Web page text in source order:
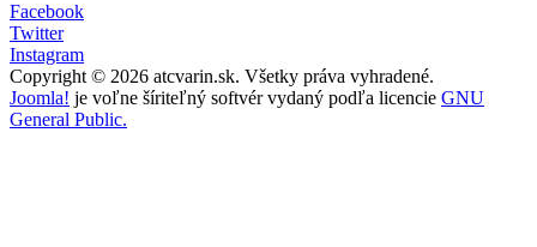
Facebook
Twitter
Instagram
Copyright © 2026 atcvarin.sk. Všetky práva vyhradené.
Joomla! je voľne šíriteľný softvér vydaný podľa licencie GNU
General Public.